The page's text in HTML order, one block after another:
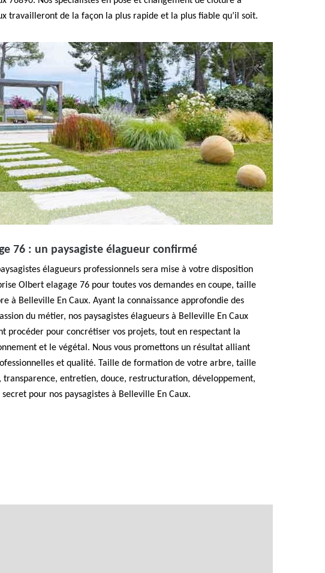
travailleront de la façon la plus rapide et la plus fiable qu’il soit.
76 : un paysagiste élagueur confirmé
élagueurs professionnels sera mise à votre disposition
Olbert elagage 76 pour toutes vos demandes en coupe, taille
à Belleville En Caux. Ayant la connaissance approfondie des
du métier, nos paysagistes élagueurs à Belleville En Caux
procéder pour concrétiser vos projets, tout en respectant la
et le végétal. Nous vous promettons un résultat alliant
et qualité. Taille de formation de votre arbre, taille
entretien, douce, restructuration, développement,
secret pour nos paysagistes à Belleville En Caux.